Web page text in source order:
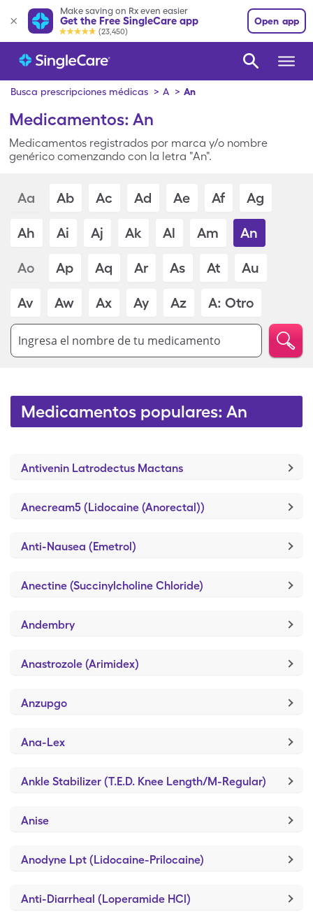
Make saving on Rx even easier
Get the Free SingleCare app
(23,450)
Open app
Busca prescripciones médicas > A > An
Medicamentos: An
Medicamentos registrados por marca y/o nombre
genérico comenzando con la letra "An".
Aa Ab Ac Ad Ae Af Ag
Ah Ai Aj Ak Al Am An
Ao Ap Aq Ar As At Au
Av Aw Ax Ay Az A: Otro
Ingresa el nombre de tu medicamento
Medicamentos populares: An
Antivenin Latrodectus Mactans
Anecream5 (Lidocaine (Anorectal))
Anti-Nausea (Emetrol)
Anectine (Succinylcholine Chloride)
Andembry
Anastrozole (Arimidex)
Anzupgo
Ana-Lex
Ankle Stabilizer (T.E.D. Knee Length/M-Regular)
Anise
Anodyne Lpt (Lidocaine-Prilocaine)
Anti-Diarrheal (Loperamide HCl)